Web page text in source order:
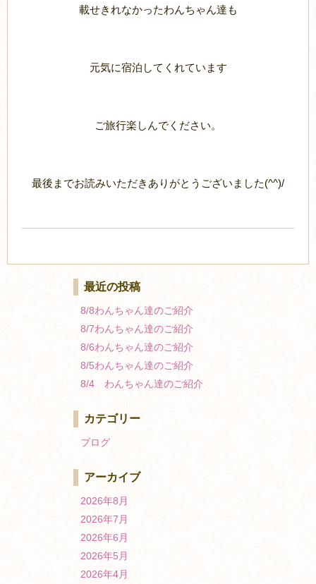
載せきれなかったわんちゃん達も
元気に宿泊してくれています
ご旅行楽しんでください。
最後までお読みいただきありがとうございました(^^)/
最近の投稿
8/8わんちゃん達のご紹介
8/7わんちゃん達のご紹介
8/6わんちゃん達のご紹介
8/5わんちゃん達のご紹介
8/4 わんちゃん達のご紹介
カテゴリー
ブログ
アーカイブ
2026年8月
2026年7月
2026年6月
2026年5月
2026年4月